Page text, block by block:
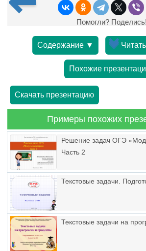
Помогли? Поделись!
Содержание ▼
Похожие
Скачать презентацию
Примеры похожих
Решение задач ОГЭ
Часть 2
Текстовые задачи.
Текстовые задачи на